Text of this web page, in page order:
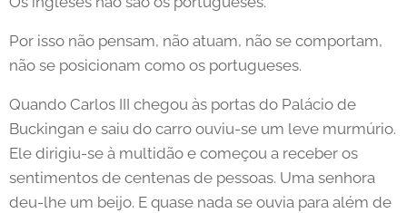
Por isso não pensam, não atuam, não se comportam,
não se posicionam como os portugueses.
Quando Carlos III chegou às portas do Palácio de
Buckingan e saiu do carro ouviu-se um leve murmúrio.
Ele dirigiu-se à multidão e começou a receber os
sentimentos de centenas de pessoas. Uma senhora
deu-lhe um beijo. E quase nada se ouvia para além de